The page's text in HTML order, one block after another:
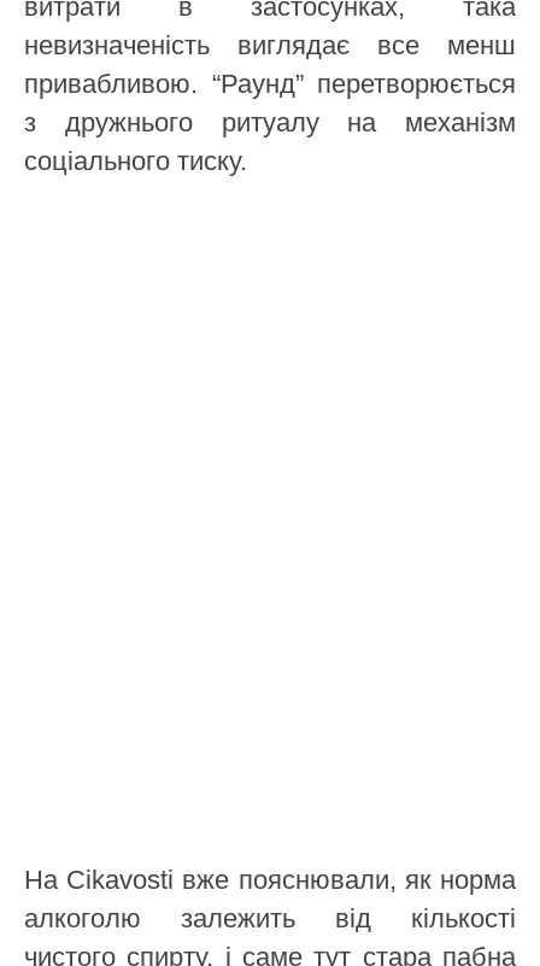
витрати в застосунках, така
невизначеність виглядає все менш
привабливою. “Раунд” перетворюється
з дружнього ритуалу на механізм
соціального тиску.
На Cikavosti вже пояснювали, як норма
алкоголю залежить від кількості
чистого спирту, і саме тут стара пабна